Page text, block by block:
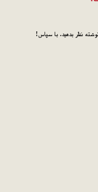
نظر بدهید. با سپاس!